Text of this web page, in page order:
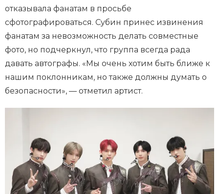
отказывала фанатам в просьбе
сфотографироваться. Субин принес извинения
фанатам за невозможность делать совместные
фото, но подчеркнул, что группа всегда рада
давать автографы. «Мы очень хотим быть ближе к
нашим поклонникам, но также должны думать о
безопасности», — отметил артист.